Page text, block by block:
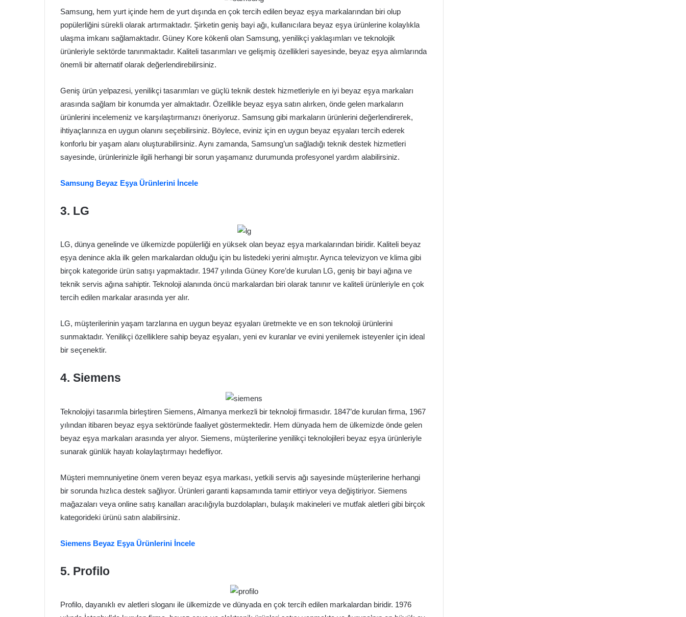
Samsung, hem yurt içinde hem de yurt dışında en çok tercih edilen beyaz eşya markalarından biri olup
popülerliğini sürekli olarak artırmaktadır. Şirketin geniş bayi ağı, kullanıcılara beyaz eşya ürünlerine kolaylıkla
ulaşma imkanı sağlamaktadır. Güney Kore kökenli olan Samsung, yenilikçi yaklaşımları ve teknolojik
ürünleriyle sektörde tanınmaktadır. Kaliteli tasarımları ve gelişmiş özellikleri sayesinde, beyaz eşya alımlarında
önemli bir alternatif olarak değerlendirebilirsiniz.
Geniş ürün yelpazesi, yenilikçi tasarımları ve güçlü teknik destek hizmetleriyle en iyi beyaz eşya markaları
arasında sağlam bir konumda yer almaktadır. Özellikle beyaz eşya satın alırken, önde gelen markaların
ürünlerini incelemeniz ve karşılaştırmanızı öneriyoruz. Samsung gibi markaların ürünlerini değerlendirerek,
ihtiyaçlarınıza en uygun olanını seçebilirsiniz. Böylece, eviniz için en uygun beyaz eşyaları tercih ederek
konforlu bir yaşam alanı oluşturabilirsiniz. Aynı zamanda, Samsung’un sağladığı teknik destek hizmetleri
sayesinde, ürünlerinizle ilgili herhangi bir sorun yaşamanız durumunda profesyonel yardım alabilirsiniz.
Samsung Beyaz Eşya Ürünlerini İncele
3. LG
LG, dünya genelinde ve ülkemizde popülerliği en yüksek olan beyaz eşya markalarından biridir. Kaliteli beyaz
eşya denince akla ilk gelen markalardan olduğu için bu listedeki yerini almıştır. Ayrıca televizyon ve klima gibi
birçok kategoride ürün satışı yapmaktadır. 1947 yılında Güney Kore’de kurulan LG, geniş bir bayi ağına ve
teknik servis ağına sahiptir. Teknoloji alanında öncü markalardan biri olarak tanınır ve kaliteli ürünleriyle en çok
tercih edilen markalar arasında yer alır.
LG, müşterilerinin yaşam tarzlarına en uygun beyaz eşyaları üretmekte ve en son teknoloji ürünlerini
sunmaktadır. Yenilikçi özelliklere sahip beyaz eşyaları, yeni ev kuranlar ve evini yenilemek isteyenler için ideal
bir seçenektir.
4. Siemens
Teknolojiyi tasarımla birleştiren Siemens, Almanya merkezli bir teknoloji firmasıdır. 1847’de kurulan firma, 1967
yılından itibaren beyaz eşya sektöründe faaliyet göstermektedir. Hem dünyada hem de ülkemizde önde gelen
beyaz eşya markaları arasında yer alıyor. Siemens, müşterilerine yenilikçi teknolojileri beyaz eşya ürünleriyle
sunarak günlük hayatı kolaylaştırmayı hedefliyor.
Müşteri memnuniyetine önem veren beyaz eşya markası, yetkili servis ağı sayesinde müşterilerine herhangi
bir sorunda hızlıca destek sağlıyor. Ürünleri garanti kapsamında tamir ettiriyor veya değiştiriyor. Siemens
mağazaları veya online satış kanalları aracılığıyla buzdolapları, bulaşık makineleri ve mutfak aletleri gibi birçok
kategorideki ürünü satın alabilirsiniz.
Siemens Beyaz Eşya Ürünlerini İncele
5. Profilo
Profilo, dayanıklı ev aletleri sloganı ile ülkemizde ve dünyada en çok tercih edilen markalardan biridir. 1976